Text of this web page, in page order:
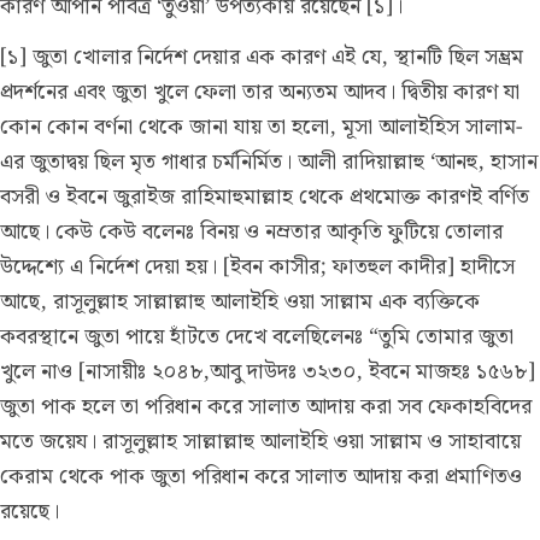
[১] জুতা খোলার নির্দেশ দেয়ার এক কারণ এই যে, স্থানটি ছিল সম্ভ্রম
প্রদর্শনের এবং জুতা খুলে ফেলা তার অন্যতম আদব। দ্বিতীয় কারণ যা
কোন কোন বর্ণনা থেকে জানা যায় তা হলো, মূসা আলাইহিস সালাম-
এর জুতাদ্বয় ছিল মৃত গাধার চর্মনির্মিত। আলী রাদিয়াল্লাহু ‘আনহু, হাসান
বসরী ও ইবনে জুরাইজ রাহিমাহুমাল্লাহ থেকে প্রথমোক্ত কারণই বর্ণিত
আছে। কেউ কেউ বলেনঃ বিনয় ও নম্রতার আকৃতি ফুটিয়ে তোলার
উদ্দেশ্যে এ নির্দেশ দেয়া হয়। [ইবন কাসীর; ফাতহুল কাদীর] হাদীসে
আছে, রাসূলুল্লাহ সাল্লাল্লাহু আলাইহি ওয়া সাল্লাম এক ব্যক্তিকে
কবরস্থানে জুতা পায়ে হাঁটতে দেখে বলেছিলেনঃ “তুমি তোমার জুতা
খুলে নাও [নাসায়ীঃ ২০৪৮,আবু দাউদঃ ৩২৩০, ইবনে মাজহঃ ১৫৬৮]
জুতা পাক হলে তা পরিধান করে সালাত আদায় করা সব ফেকাহবিদের
মতে জয়েয। রাসূলুল্লাহ সাল্লাল্লাহু আলাইহি ওয়া সাল্লাম ও সাহাবায়ে
কেরাম থেকে পাক জুতা পরিধান করে সালাত আদায় করা প্রমাণিতও
রয়েছে।